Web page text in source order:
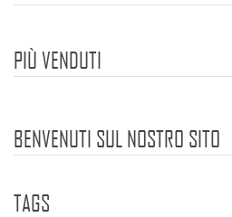
PIÙ VENDUTI
BENVENUTI SUL NOSTRO SITO
TAGS